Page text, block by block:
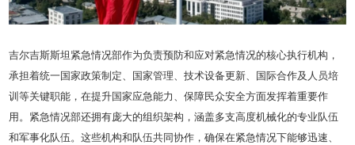
吉尔吉斯斯坦紧急情况部作为负责预防和应对紧急情况的核心执行机构，
承担着统一国家政策制定、国家管理、技术设备更新、国际合作及人员培
训等关键职能，在提升国家应急能力、保障民众安全方面发挥着重要作
用。紧急情况部还拥有庞大的组织架构，涵盖多支高度机械化的专业队伍
和军事化队伍。这些机构和队伍共同协作，确保在紧急情况下能够迅速、